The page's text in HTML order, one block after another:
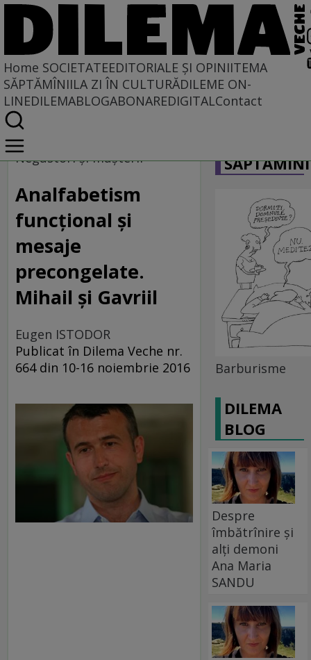
Home SOCIETATEEDITORIALE ȘI OPINIITEMA
SĂPTĂMÎNIILA ZI ÎN CULTURĂDILEME ON-
LINEDILEMABLOGABONAREDIGITALContact
Home
Societate
Negustori şi muşterii
Analfabetism
funcțional și
mesaje
precongelate.
Mihail şi Gavriil
Eugen ISTODOR
Publicat în Dilema Veche nr.
664 din 10-16 noiembrie 2016
Barburisme
DILEMA
BLOG
Despre
îmbătrînire și
alți demoni
Ana Maria
SANDU